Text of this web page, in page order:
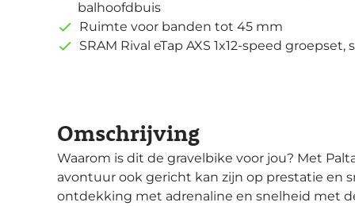
balhoofdbuis
Ruimte voor banden tot 45 mm
SRAM Rival eTap AXS 1x12-speed
Omschrijving
Waarom is dit de gravelbike voor jou? Met Palta ben je in het bezit van het bewijs dat
avontuur ook gericht kan zijn op prestatie en
ontdekking met adrenaline en snelheid met de Basso Palta.